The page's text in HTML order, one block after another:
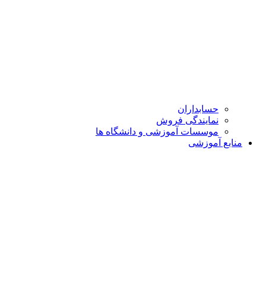
حسابداران
نمایندگی فروش
موسسات آموزشی و دانشگاه ها
منابع آموزشی